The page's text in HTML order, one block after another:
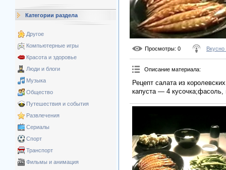
Категории раздела
Другое
Компьютерные игры
Красота и здоровье
Люди и блоги
Музыка
Общество
Путешествия и события
Развлечения
Сериалы
Спорт
Транспорт
Фильмы и анимация
Просмотры: 0
Описание материала:
Рецепт салата из
капуста — 4 кусочка;фасоль,